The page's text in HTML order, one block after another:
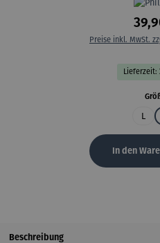
Preise inkl. MwSt.
Lieferzeit:
L
In den
Beschreibung